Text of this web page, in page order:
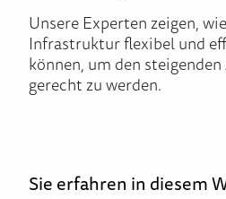
Unsere Experten zeigen,
Infrastruktur flexibel und
können, um den
gerecht zu werden.
Sie erfahren in diesem